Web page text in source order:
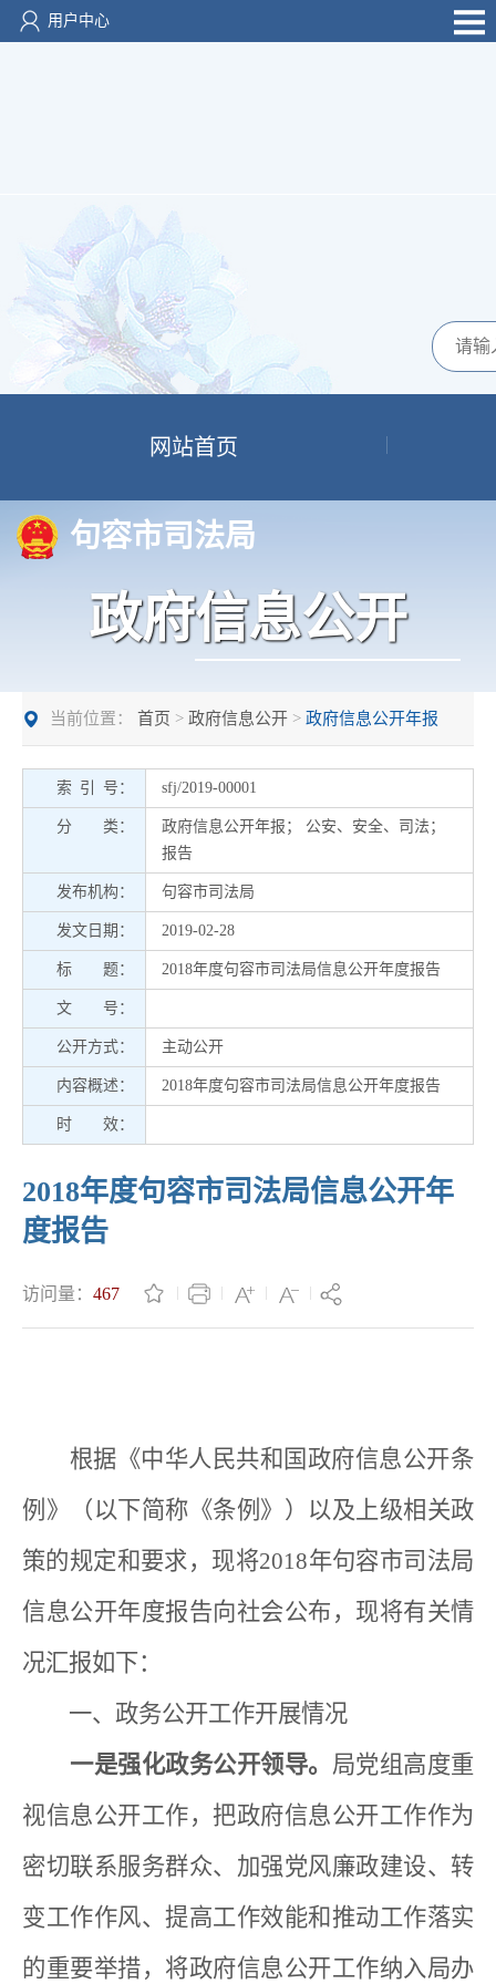
用户中心
网站首页
句容市司法局
政府信息公开
当前位置： 首页 > 政府信息公开 > 政府信息公开年报
索 引 号： sfj/2019-00001
分 类： 政府信息公开年报 ； 公安、安全、司法 ；
报告
发布机构： 句容市司法局
发文日期： 2019-02-28
标 题： 2018年度句容市司法局信息公开年度报告
文 号：
公开方式： 主动公开
内容概述： 2018年度句容市司法局信息公开年度报告
时 效：
2018年度句容市司法局信息公开年
度报告
访问量： 467
根据《中华人民共和国政府信息公开条
例》（以下简称《条例》）以及上级相关政
策的规定和要求，现将2018年句容市司法局
信息公开年度报告向社会公布，现将有关情
况汇报如下：
一、政务公开工作开展情况
一是强化政务公开领导。 局党组高度重
视信息公开工作，把政府信息公开工作作为
密切联系服务群众、加强党风廉政建设、转
变工作作风、提高工作效能和推动工作落实
的重要举措，将政府信息公开工作纳入局办